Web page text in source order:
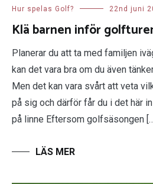
Hur spelas Golf? 22nd juni
Klä barnen inför
Planerar du att ta med familjen
kan det vara bra om du även
Men det kan vara svårt att veta
på sig och därför får du i det här
på linne Eftersom golfsäsongen